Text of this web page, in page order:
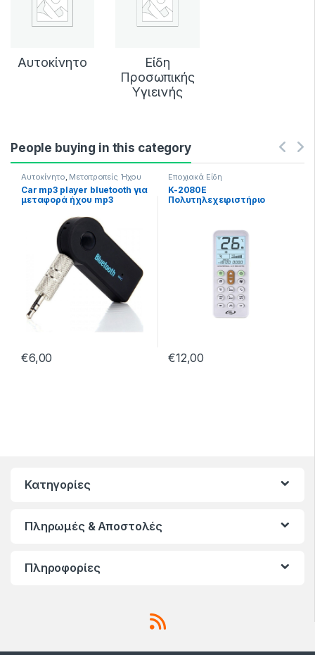
Αυτοκίνητο
Είδη
Προσωπικής
Υγιεινής
People buying in this category
Αυτοκίνητο Μετατροπείς Ήχου
Car mp3 player bluetooth για
μεταφορά ήχου mp3
€6,00
Εποχιακά Είδη
K-2080E
Πολυτηλεχειριστήριο
€12,00
Κατηγορίες
Πληρωμές & Αποστολές
Πληροφορίες